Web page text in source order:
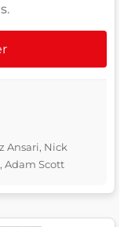
Ansari, Nick
Adam Scott